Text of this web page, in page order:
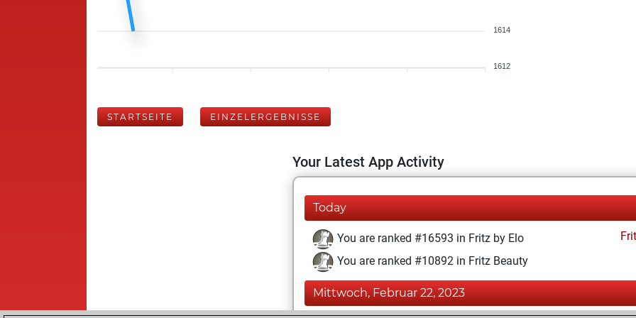
1614
1612
STARTSEITE EINZELERGEBNISSE
Your Latest App Activity
Today
You are ranked #16593 in Fritz by Elo
You are ranked #10892 in Fritz Beauty
Mittwoch, Februar 22, 2023